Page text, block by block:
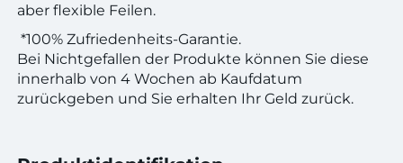
aber flexible Feilen.
*100% Zufriedenheits-Garantie.
Bei Nichtgefallen der Produkte können Sie diese
innerhalb von 4 Wochen ab Kaufdatum
zurückgeben und Sie erhalten Ihr Geld zurück.